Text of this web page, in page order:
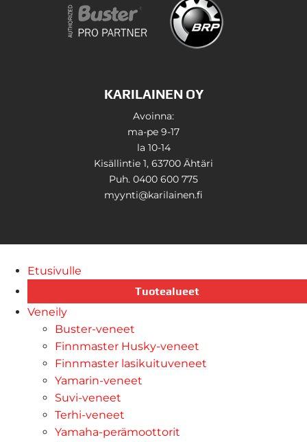
KARILAINEN OY
Avoinna:
ma-pe 9-17
la 10-14
Kisällintie 1, 63700 Ähtäri
Puh. 0400 600 775
myynti@karilainen.fi
Etusivulle
Tuotealueet
Veneily
Buster-veneet
Finnmaster Husky-veneet
Finnmaster lasikuituveneet
Yamarin-veneet
Suvi-veneet
Terhi-veneet
Yamaha-perämoottorit